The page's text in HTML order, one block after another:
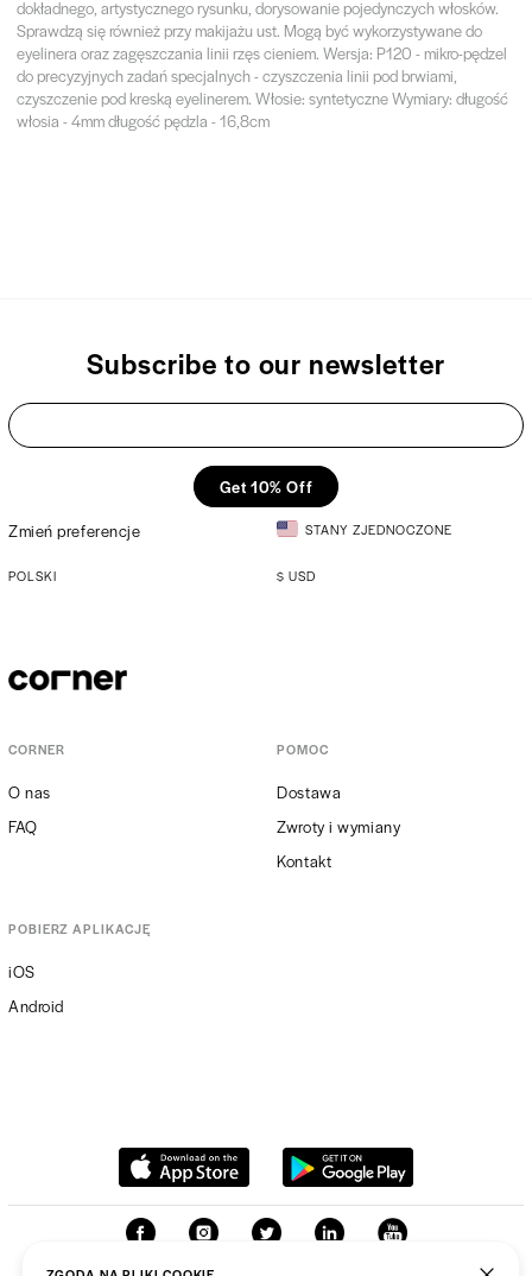
dokładnego, artystycznego rysunku, dorysowanie pojedynczych włosków.
Sprawdzą się również przy makijażu ust. Mogą być wykorzystywane do
eyelinera oraz zagęszczania linii rzęs cieniem. Wersja: P120 - mikro-pędzel
do precyzyjnych zadań specjalnych - czyszczenia linii pod brwiami,
czyszczenie pod kreską eyelinerem. Włosie: syntetyczne Wymiary: długość
włosia - 4mm długość pędzla - 16,8cm
Subscribe to our newsletter
Get 10% Off
Zmień preferencje
STANY ZJEDNOCZONE
POLSKI $ USD
CORNER
O nas
FAQ
POMOC
Dostawa
Zwroty i wymiany
Kontakt
POBIERZ APLIKACJĘ
iOS
Android